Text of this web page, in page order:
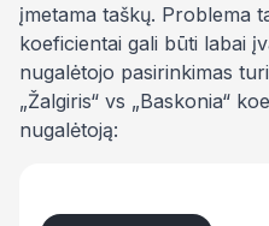
įmetama taškų. Problema
koeficientai gali būti labai
nugalėtojo pasirinkimas
„Žalgiris“ vs „Baskonia“
nugalėtoją: